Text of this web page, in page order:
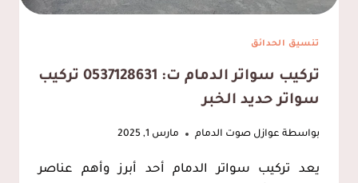
تنسيق الحدائق
تركيب سواتر الدمام ت: 0537128631 تركيب
سواتر حديد الخبر
بواسطة عوازل صوت الدمام مارس 1, 2025
يعد تركيب سواتر الدمام أحد أبرز وأهم عناصر